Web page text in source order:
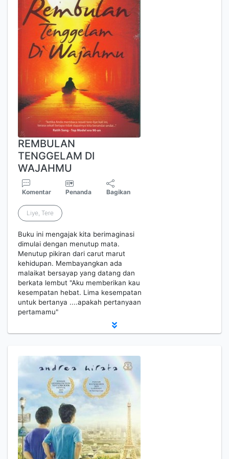
REMBULAN
TENGGELAM DI
WAJAHMU
Komentar Penanda Bagikan
Liye, Tere
Buku ini mengajak kita berimaginasi
dimulai dengan menutup mata.
Menutup pikiran dari carut marut
kehidupan. Membayangkan ada
malaikat bersayap yang datang dan
berkata lembut "Aku memberikan kau
kesempatan hebat. Lima kesempatan
untuk bertanya ....apakah pertanyaan
pertamamu"